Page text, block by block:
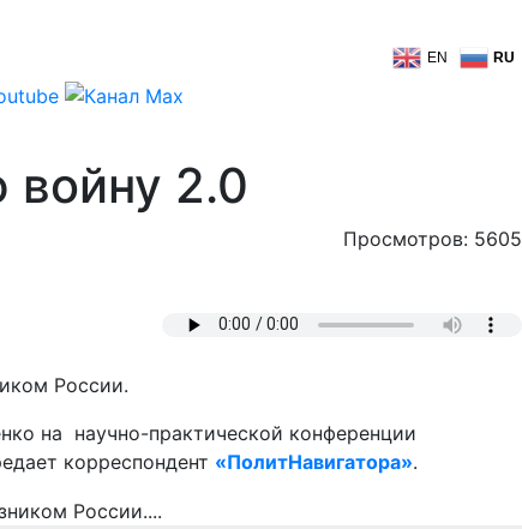
EN RU
2.0
Просмотров: 5605
России.
на научно-практической конференции
корреспондент «ПолитНавигатора».